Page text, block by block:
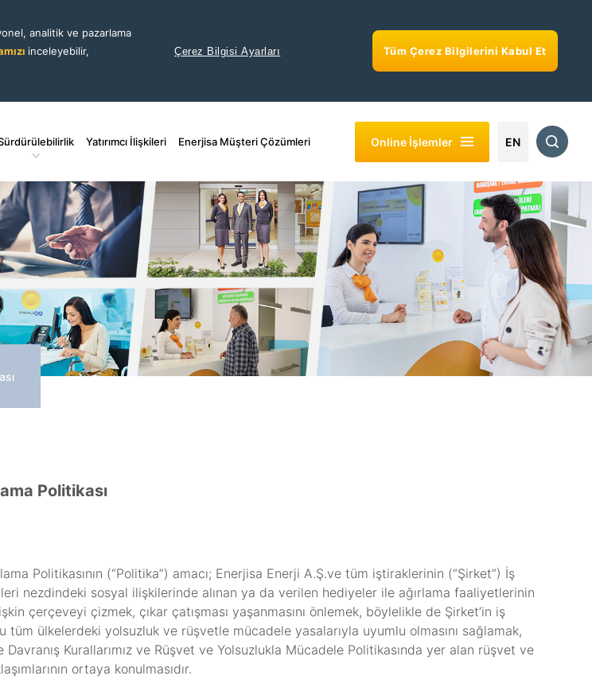
analitik ve pazarlama
inceleyebilir,
Çerez Bilgisi Ayarları Tüm Çerez Bilgilerini Kabul Et
Yatırımcı İlişkileri Enerjisa Müşteri Çözümleri Online İşlemler EN
Politikası
Politikasının (“Politika”) amacı; Enerjisa Enerji A.Ş.ve tüm iştiraklerinin (“Şirket”) İş
nezdindeki sosyal ilişkilerinde alınan ya da verilen hediyeler ile ağırlama faaliyetlerinin
çerçeveyi çizmek, çıkar çatışması yaşanmasını önlemek, böylelikle de Şirket’in iş
tüm ülkelerdeki yolsuzluk ve rüşvetle mücadele yasalarıyla uyumlu olmasını sağlamak,
Kurallarımız ve Rüşvet ve Yolsuzlukla Mücadele Politikasında yer alan rüşvet ve
ortaya konulmasıdır.